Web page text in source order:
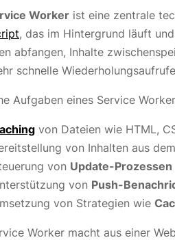
Worker ist eine zentrale
, das im Hintergrund läuft
abfangen, Inhalte
schnelle
Aufgaben eines Service
von Dateien wie HTML,
von Inhalten aus
von Update-Prozessen
von Push-
von Strategien wie
Worker macht aus einer